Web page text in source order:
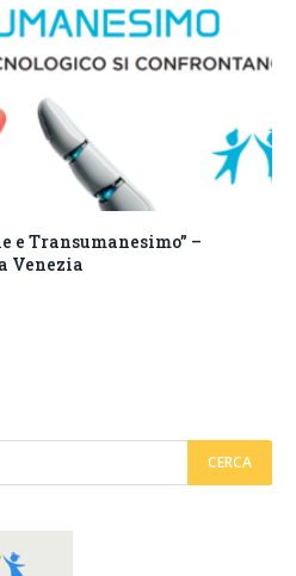
Transumanesimo” –
Venezia